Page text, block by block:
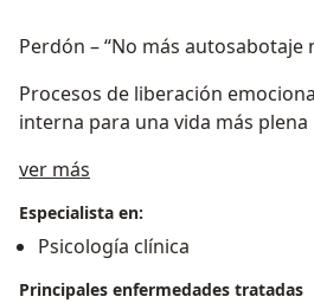
Perdón – “No más autosabotaje
Procesos de liberación
interna para una vida más plena
ver más
Especialista en:
Psicología clínica
Principales enfermedades tratadas